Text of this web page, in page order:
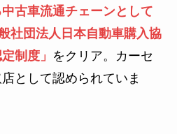
古車流通チェーンとして
社団法人日本自動車購入協
制度」 をクリア。カーセ
として認められていま